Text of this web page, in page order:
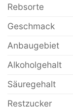
Rebsorte
Geschmack
Anbaugebiet
Alkoholgehalt
Säuregehalt
Restzucker